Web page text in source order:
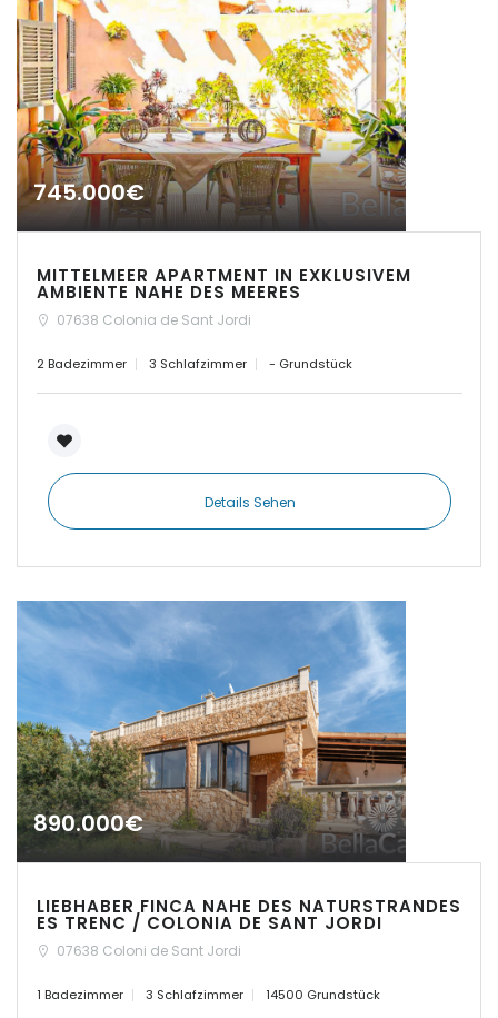
|-Calonge / Cala d´Or
|-Calvia
|-Calvia - Sol de Mallorca
|-Camp de Mar
|-Campos
|-Can Pastilla
|-Cap des Moro
|-Cas Catala
|-Cas Concos
|-Ciudad Jardin
|-Colonia de Sant Jordi
|-Colonia Sant Jordi
|-Costa d´en Blanes
|-Costa de Canyamel
|-Costa de la Calma
|-Costitx
745.000€
MITTELMEER APARTMENT IN EXKLUSIVEM
AMBIENTE NAHE DES MEERES
07638 Colonia de Sant Jordi
2 Badezimmer 3 Schlafzimmer - Grundstück
Details Sehen
890.000€
LIEBHABER FINCA NAHE DES NATURSTRANDES
ES TRENC / COLONIA DE SANT JORDI
07638 Coloni de Sant Jordi
1 Badezimmer 3 Schlafzimmer 14500 Grundstück